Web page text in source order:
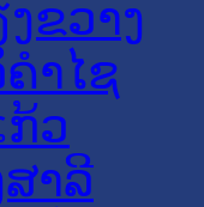
ຂວາງ
າໄຊ
ວ
າລີ